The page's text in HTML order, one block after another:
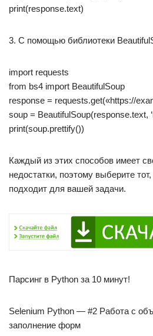
print(response.text)
3. С помощью библиотеки
import requests
from bs4 import BeautifulSoup
response = requests.get(«https://
soup = BeautifulSoup(response.text,
print(soup.prettify())
Каждый из этих способов имеет
недостатки, поэтому выберите
подходит для вашей задачи.
Парсинг в Python за 10 минут!
Selenium Python — #2 Работа с
заполнение форм